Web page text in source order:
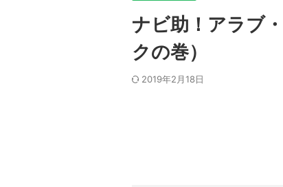
ナビ助！アラブ
クの巻）
2019年2月18日